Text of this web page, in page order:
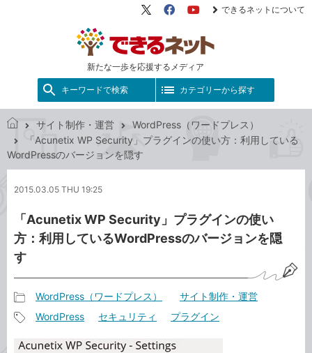
新たな一歩を応援するメディア
X（旧
FacebookYouTube
できるネットについて
キーワードで検索 カテゴリーから探す
き
ッ
サイト制作・運営
WordPress（ワードプレス）
「Acunetix WP Security」プラグインの使い方：利用している
WordPressのバージョンを隠す
2015.03.05 THU 19:25
「Acunetix WP Security」プラグインの使い
方：利用しているWordPressのバージョンを隠
す
事
カ
WordPress（ワードプレス） サイト制作・運営
事
WordPress セキュリティ プラグイン